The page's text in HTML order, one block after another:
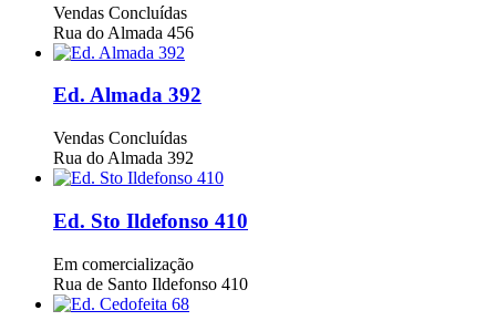
Vendas Concluídas
Rua do Almada 456
Ed. Almada 392
Vendas Concluídas
Rua do Almada 392
Ed. Sto Ildefonso 410
Em comercialização
Rua de Santo Ildefonso 410